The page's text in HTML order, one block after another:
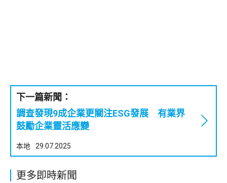
下一篇新聞：
調查發現9成企業更關注ESG發展 有業界
鼓勵企業靈活應變
本地 29.07.2025
更多即時新聞